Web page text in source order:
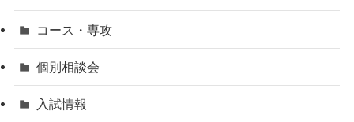
コース・専攻
個別相談会
入試情報